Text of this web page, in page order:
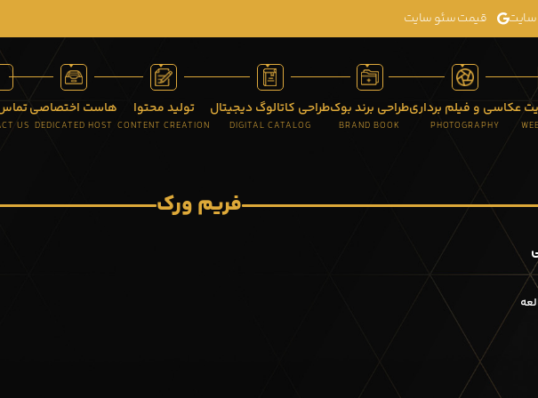
قیمت سئو سایت
عکاسی و فیلم برداری
PHOTOGRAPHY
طراحی برند بوک
BRAND BOOK
طراحی کاتالوگ دیجیتال
DIGITAL CATALOG
تولید محتوا
CONTENT CREATION
هاست اختصاصی
DEDICATED HOST
US
فریم ورک